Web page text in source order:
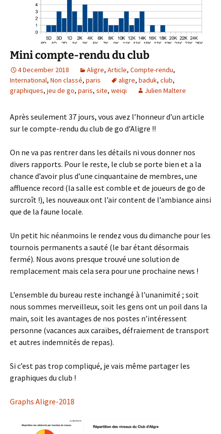
Mini compte-rendu du club
4 December 2018 Aligre, Article, Compte-rendu,
International, Non classé, paris aligre, baduk, club,
graphiques, jeu de go, paris, site, weiqi Julien Maltere
Après seulement 37 jours, vous avez l’honneur d’un article
sur le compte-rendu du club de go d’Aligre !!
On ne va pas rentrer dans les détails ni vous donner nos
divers rapports. Pour le reste, le club se porte bien et a la
chance d’avoir plus d’une cinquantaine de membres, une
affluence record (la salle est comble et de joueurs de go de
surcroît !), les nouveaux ont l’air content de l’ambiance ainsi
que de la faune locale.
Un petit hic néanmoins le rendez vous du dimanche pour les
tournois permanents a sauté (le bar étant désormais
fermé). Nous avons presque trouvé une solution de
remplacement mais cela sera pour une prochaine news !
L’ensemble du bureau reste inchangé à l’unanimité ; soit
nous sommes merveilleux, soit les gens ont un poil dans la
main, soit les avantages de nos postes n’intéressent
personne (vacances aux caraïbes, défraiement de transport
et autres indemnités de repas).
Si c’est pas trop compliqué, je vais même partager les
graphiques du club !
Graphs Aligre-2018